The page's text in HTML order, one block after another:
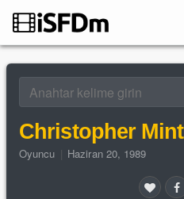
Christopher
Oyuncu Haziran 20, 1989